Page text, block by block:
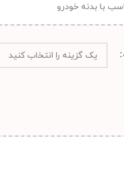
با بدنه خودرو